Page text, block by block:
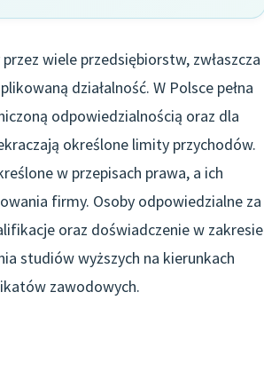
wiele przedsiębiorstw, zwłaszcza
działalność. W Polsce pełna
odpowiedzialnością oraz dla
określone limity przychodów.
w przepisach prawa, a ich
firmy. Osoby odpowiedzialne za
oraz doświadczenie w zakresie
studiów wyższych na kierunkach
zawodowych.